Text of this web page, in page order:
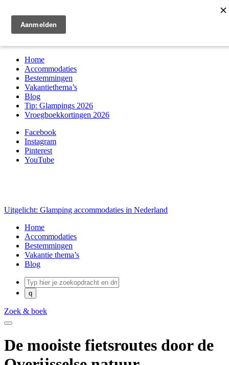
Home
Accommodaties
Bestemmingen
Vakantiethema’s
Blog
Tip: Glampings 2026
Vroegboekkortingen 2026
Facebook
Instagram
Pinterest
YouTube
Uitgelicht: Glamping accommodaties in Nederland
Home
Accommodaties
Bestemmingen
Vakantie thema’s
Blog
Zoek & boek
De mooiste fietsroutes door de